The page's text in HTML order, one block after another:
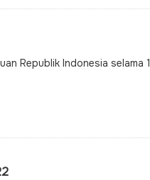
Republik Indonesia selama 1